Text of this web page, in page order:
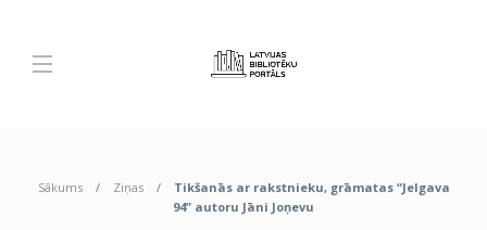
Sākums Ziņas
Tikšanās ar rakstnieku, grāmatas “Jelgava
94” autoru Jāni Joņevu